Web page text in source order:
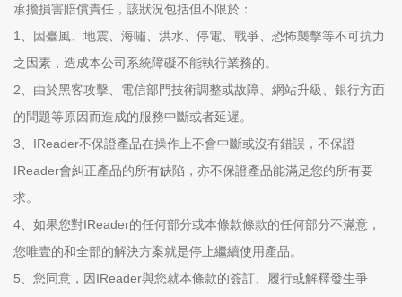
承擔損害賠償責任，該狀況包括但不限於：
1、因臺風、地震、海嘯、洪水、停電、戰爭、恐怖襲擊等不可抗力
之因素，造成本公司系統障礙不能執行業務的。
2、由於黑客攻擊、電信部門技術調整或故障、網站升級、銀行方面
的問題等原因而造成的服務中斷或者延遲。
3、IReader不保證產品在操作上不會中斷或沒有錯誤，不保證
IReader會糾正產品的所有缺陷，亦不保證產品能滿足您的所有要
求。
4、如果您對IReader的任何部分或本條款條款的任何部分不滿意，
您唯壹的和全部的解決方案就是停止繼續使用產品。
5、您同意，因IReader與您就本條款的簽訂、履行或解釋發生爭